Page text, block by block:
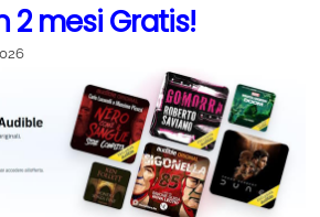
2 mesi Gratis!